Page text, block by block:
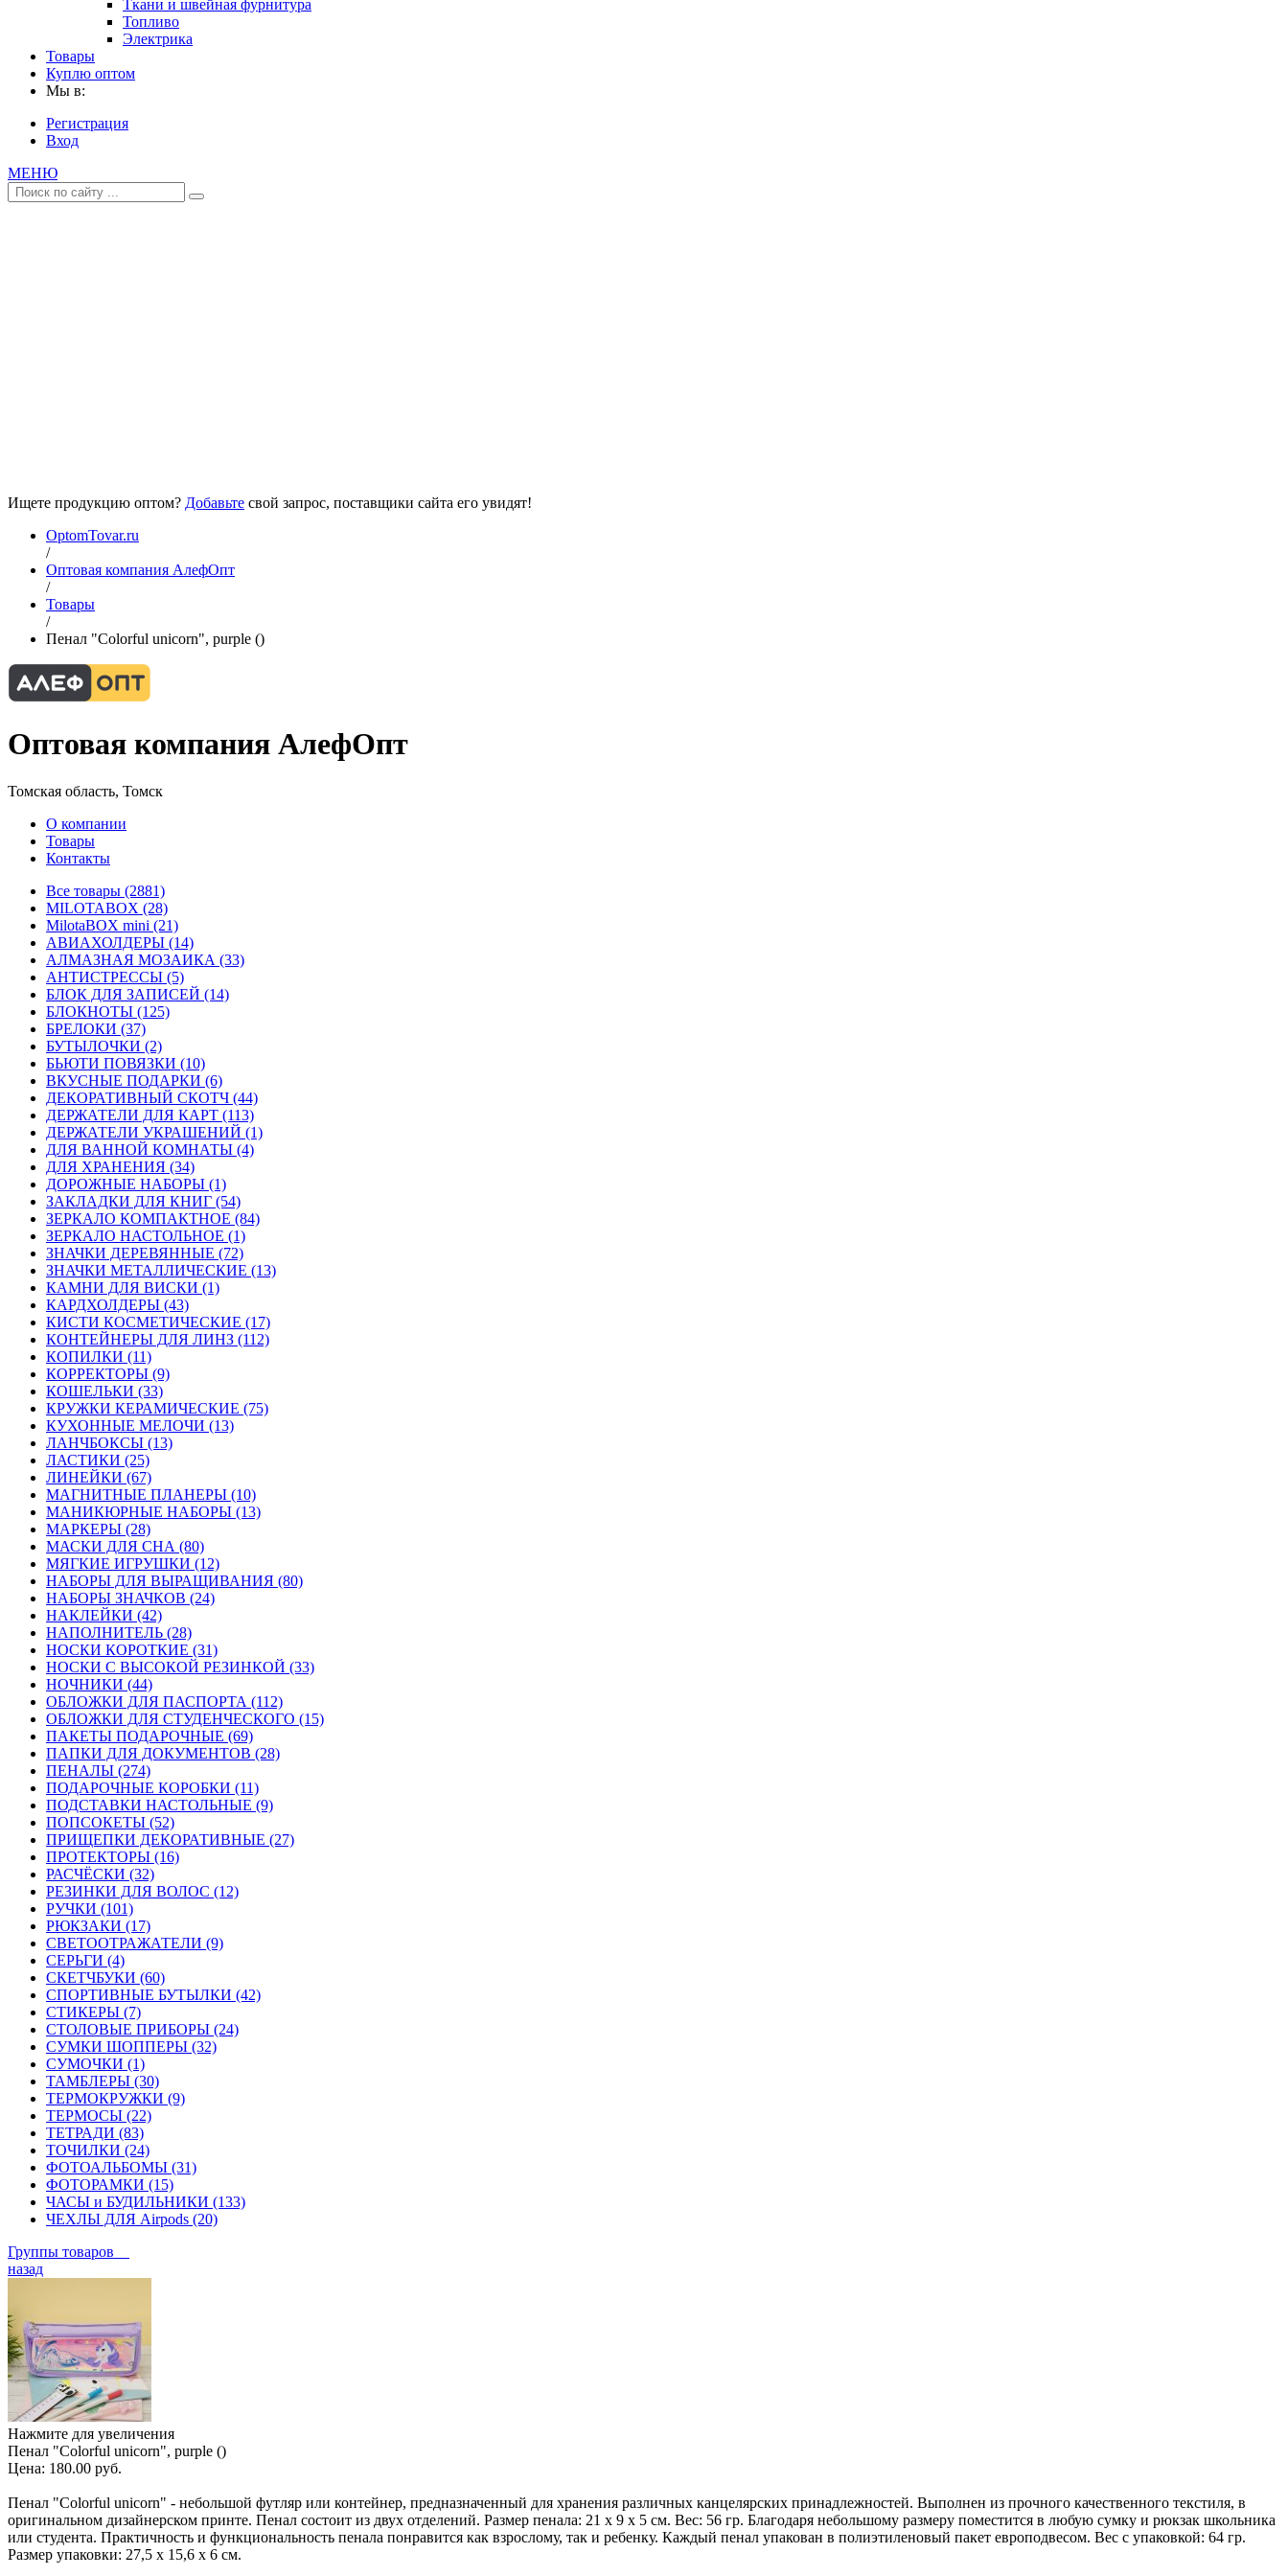
Ткани и швейная фурнитура
Топливо
Электрика
Товары
Куплю оптом
Мы в:
Регистрация
Вход
МЕНЮ
Ищете продукцию оптом? Добавьте свой запрос, поставщики сайта его увидят!
OptomTovar.ru
/
Оптовая компания АлефОпт
/
Товары
/
Пенал "Colorful unicorn", purple ()
Оптовая компания АлефОпт
Томская область, Томск
О компании
Товары
Контакты
Все товары (2881)
MILOTABOX (28)
MilotaBOX mini (21)
АВИАХОЛДЕРЫ (14)
АЛМАЗНАЯ МОЗАИКА (33)
АНТИСТРЕССЫ (5)
БЛОК ДЛЯ ЗАПИСЕЙ (14)
БЛОКНОТЫ (125)
БРЕЛОКИ (37)
БУТЫЛОЧКИ (2)
БЬЮТИ ПОВЯЗКИ (10)
ВКУСНЫЕ ПОДАРКИ (6)
ДЕКОРАТИВНЫЙ СКОТЧ (44)
ДЕРЖАТЕЛИ ДЛЯ КАРТ (113)
ДЕРЖАТЕЛИ УКРАШЕНИЙ (1)
ДЛЯ ВАННОЙ КОМНАТЫ (4)
ДЛЯ ХРАНЕНИЯ (34)
ДОРОЖНЫЕ НАБОРЫ (1)
ЗАКЛАДКИ ДЛЯ КНИГ (54)
ЗЕРКАЛО КОМПАКТНОЕ (84)
ЗЕРКАЛО НАСТОЛЬНОЕ (1)
ЗНАЧКИ ДЕРЕВЯННЫЕ (72)
ЗНАЧКИ МЕТАЛЛИЧЕСКИЕ (13)
КАМНИ ДЛЯ ВИСКИ (1)
КАРДХОЛДЕРЫ (43)
КИСТИ КОСМЕТИЧЕСКИЕ (17)
КОНТЕЙНЕРЫ ДЛЯ ЛИНЗ (112)
КОПИЛКИ (11)
КОРРЕКТОРЫ (9)
КОШЕЛЬКИ (33)
КРУЖКИ КЕРАМИЧЕСКИЕ (75)
КУХОННЫЕ МЕЛОЧИ (13)
ЛАНЧБОКСЫ (13)
ЛАСТИКИ (25)
ЛИНЕЙКИ (67)
МАГНИТНЫЕ ПЛАНЕРЫ (10)
МАНИКЮРНЫЕ НАБОРЫ (13)
МАРКЕРЫ (28)
МАСКИ ДЛЯ СНА (80)
МЯГКИЕ ИГРУШКИ (12)
НАБОРЫ ДЛЯ ВЫРАЩИВАНИЯ (80)
НАБОРЫ ЗНАЧКОВ (24)
НАКЛЕЙКИ (42)
НАПОЛНИТЕЛЬ (28)
НОСКИ КОРОТКИЕ (31)
НОСКИ С ВЫСОКОЙ РЕЗИНКОЙ (33)
НОЧНИКИ (44)
ОБЛОЖКИ ДЛЯ ПАСПОРТА (112)
ОБЛОЖКИ ДЛЯ СТУДЕНЧЕСКОГО (15)
ПАКЕТЫ ПОДАРОЧНЫЕ (69)
ПАПКИ ДЛЯ ДОКУМЕНТОВ (28)
ПЕНАЛЫ (274)
ПОДАРОЧНЫЕ КОРОБКИ (11)
ПОДСТАВКИ НАСТОЛЬНЫЕ (9)
ПОПСОКЕТЫ (52)
ПРИЩЕПКИ ДЕКОРАТИВНЫЕ (27)
ПРОТЕКТОРЫ (16)
РАСЧЁСКИ (32)
РЕЗИНКИ ДЛЯ ВОЛОС (12)
РУЧКИ (101)
РЮКЗАКИ (17)
СВЕТООТРАЖАТЕЛИ (9)
СЕРЬГИ (4)
СКЕТЧБУКИ (60)
СПОРТИВНЫЕ БУТЫЛКИ (42)
СТИКЕРЫ (7)
СТОЛОВЫЕ ПРИБОРЫ (24)
СУМКИ ШОППЕРЫ (32)
СУМОЧКИ (1)
ТАМБЛЕРЫ (30)
ТЕРМОКРУЖКИ (9)
ТЕРМОСЫ (22)
ТЕТРАДИ (83)
ТОЧИЛКИ (24)
ФОТОАЛЬБОМЫ (31)
ФОТОРАМКИ (15)
ЧАСЫ и БУДИЛЬНИКИ (133)
ЧЕХЛЫ ДЛЯ Airpods (20)
Группы товаров
назад
Нажмите для увеличения
Пенал "Colorful unicorn", purple ()
Цена: 180.00 руб.
Пенал "Colorful unicorn" - небольшой футляр или контейнер, предназначенный для хранения различных канцелярских принадлежностей. Выполнен из прочного качественного текстиля, в
оригинальном дизайнерском принте. Пенал состоит из двух отделений. Размер пенала: 21 х 9 х 5 см. Вес: 56 гр. Благодаря небольшому размеру поместится в любую сумку и рюкзак школьника
или студента. Практичность и функциональность пенала понравится как взрослому, так и ребенку. Каждый пенал упакован в полиэтиленовый пакет европодвесом. Вес с упаковкой: 64 гр.
Размер упаковки: 27,5 х 15,6 х 6 см.